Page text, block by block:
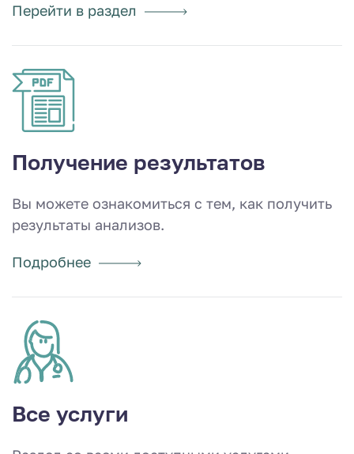
Перейти в раздел
Получение результатов
Вы можете ознакомиться с тем, как получить
результаты анализов.
Подробнее
Все услуги